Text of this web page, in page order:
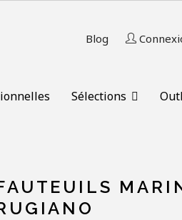
Blog
Sélections